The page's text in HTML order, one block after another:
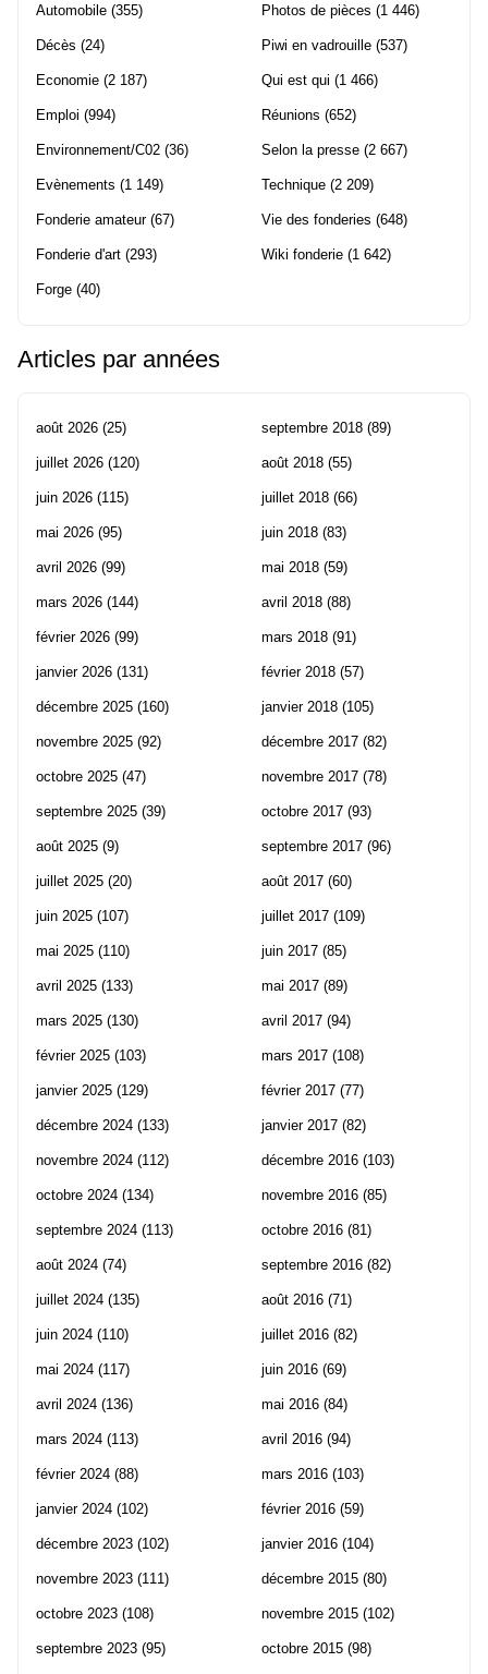
Automobile (355)
Décès (24)
Economie (2 187)
Emploi (994)
Environnement/C02 (36)
Evènements (1 149)
Fonderie amateur(67)
Fonderie d'art (293)
Forge (40)
Photos de pièces (1 446)
Piwi en vadrouille (537)
Qui est qui (1 466)
Réunions (652)
Selon la presse (2 667)
Technique (2 209)
Vie des fonderies (648)
Wiki fonderie (1 642)
Articles par années
août 2026 (25)
juillet 2026 (120)
juin 2026 (115)
mai 2026 (95)
avril 2026 (99)
mars 2026 (144)
février 2026 (99)
janvier 2026 (131)
décembre 2025 (160)
novembre 2025 (92)
octobre 2025 (47)
septembre 2025 (39)
août 2025 (9)
juillet 2025 (20)
juin 2025 (107)
mai 2025 (110)
avril 2025 (133)
mars 2025 (130)
février 2025 (103)
janvier 2025 (129)
décembre 2024 (133)
novembre 2024 (112)
octobre 2024 (134)
septembre 2024 (113)
août 2024 (74)
juillet 2024 (135)
juin 2024 (110)
mai 2024 (117)
avril 2024 (136)
mars 2024 (113)
février 2024 (88)
janvier 2024 (102)
décembre 2023 (102)
novembre 2023 (111)
octobre 2023 (108)
septembre 2023 (95)
septembre 2018 (89)
août 2018 (55)
juillet 2018 (66)
juin 2018 (83)
mai 2018 (59)
avril 2018 (88)
mars 2018 (91)
février 2018 (57)
janvier 2018 (105)
décembre 2017 (82)
novembre 2017 (78)
octobre 2017 (93)
septembre 2017 (96)
août 2017 (60)
juillet 2017 (109)
juin 2017 (85)
mai 2017 (89)
avril 2017 (94)
mars 2017 (108)
février 2017 (77)
janvier 2017 (82)
décembre 2016 (103)
novembre 2016 (85)
octobre 2016 (81)
septembre 2016 (82)
août 2016 (71)
juillet 2016 (82)
juin 2016 (69)
mai 2016 (84)
avril 2016 (94)
mars 2016 (103)
février 2016 (59)
janvier 2016 (104)
décembre 2015 (80)
novembre 2015 (102)
octobre 2015 (98)